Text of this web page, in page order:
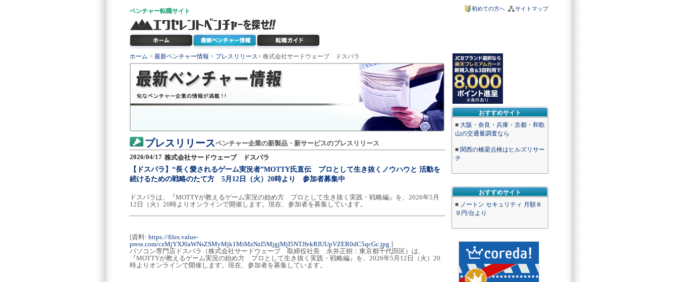
ベンチャー転職サイト サイトマップ
初めての方へ
おすすめサイト
■ 大阪・奈良・兵庫・京都・和歌
山の交通量調査なら
■ 関西の橋梁点検はヒルズリサー
チ
おすすめサイト
■ ノートン セキュリティ 月額８
９円/台より
ホーム > 最新ベンチャー情報 > プレスリリース> 株式会社サードウェーブ ドスパラ
プレスリリースベンチャー企業の新製品・新サービスのプレスリリース
2026/04/17 株式会社サードウェーブ ドスパラ
【ドスパラ】“長く愛されるゲーム実況者”MOTTY氏直伝 プロとして生き抜くノウハウと 活動を
続けるための戦略のたて方 5月12日（火）20時より 参加者募集中
ドスパラは、『MOTTYが教えるゲーム実況の始め方 プロとして生き抜く実践・戦略編』を、2026年5月
12日（火）20時よりオンラインで開催します。現在、参加者を募集しています。
[資料: https://files.value-
press.com/czMjYXJ0aWNsZSMyMjk1MiMzNzI5MjgjMjI5NTJfekRIUUpVZER0dC5qcGc.jpg ]
パソコン専門店ドスパラ（株式会社サードウェーブ 取締役社長 永井正樹：東京都千代田区）は、
『MOTTYが教えるゲーム実況の始め方 プロとして生き抜く実践・戦略編』を、2026年5月12日（火）20
時よりオンラインで開催します。現在、参加者を募集しています。